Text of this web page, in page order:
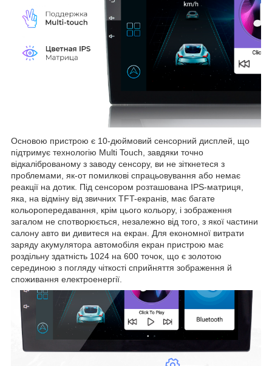
Основою пристрою є 10-дюймовий сенсорний дисплей, що
підтримує технологію Multi Touch, завдяки точно
відкаліброваному з заводу сенсору, ви не зіткнетеся з
проблемами, як-от помилкові спрацьовування або немає
реакції на дотик. Під сенсором розташована IPS-матриця,
яка, на відміну від звичних TFT-екранів, має багате
кольоропередавання, крім цього кольору, і зображення
загалом не спотворюється, незалежно від того, з якої частини
салону авто ви дивитеся на екран. Для економної витрати
заряду акумулятора автомобіля екран пристрою має
роздільну здатність 1024 на 600 точок, що є золотою
серединою з погляду чіткості сприйняття зображення й
споживання електроенергії.